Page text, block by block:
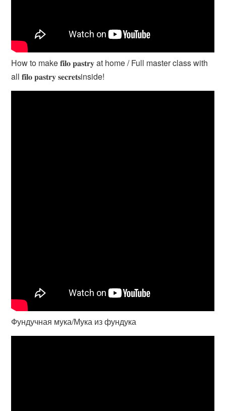
How to make 𝐟𝐢𝐥𝐨 𝐩𝐚𝐬𝐭𝐫𝐲 at home / Full master class with
all 𝐟𝐢𝐥𝐨 𝐩𝐚𝐬𝐭𝐫𝐲 𝐬𝐞𝐜𝐫𝐞𝐭𝐬inside!
Фундучная мука/Мука из фундука